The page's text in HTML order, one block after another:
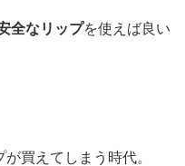
全なリップを使えば良い
買えてしまう時代。